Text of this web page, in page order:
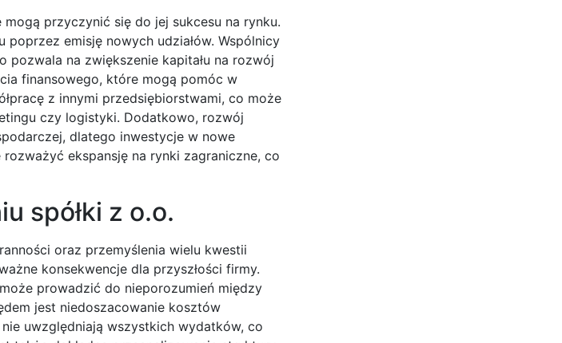
przyczynić się do jej sukcesu na rynku.
emisję nowych udziałów. Wspólnicy
na zwiększenie kapitału na rozwój
finansowego, które mogą pomóc w
z innymi przedsiębiorstwami, co może
czy logistyki. Dodatkowo, rozwój
dlatego inwestycje w nowe
ekspansję na rynki zagraniczne, co
spółki z o.o.
oraz przemyślenia wielu kwestii
konsekwencje dla przyszłości firmy.
prowadzić do nieporozumień między
jest niedoszacowanie kosztów
uwzględniają wszystkich wydatków, co